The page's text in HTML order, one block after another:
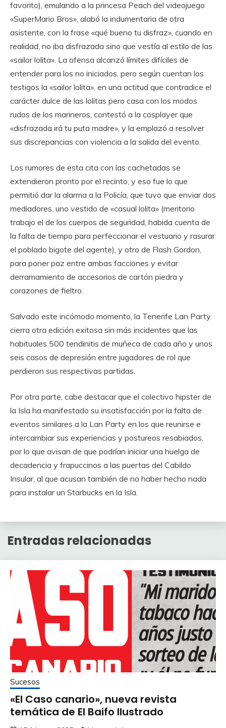
favorito), emulando a la princesa Peach del videojuego
«SuperMario Bros», alabó la indumentaria de otra
asistente, con la frase «qué bueno tu disfraz», cuando en
realidad, no iba disfrazada sino que vestía al estilo de las
«sailor lolita». La ofensa alcanzó límites difíciles de
entender para los no iniciados, pero según cuentan los
testigos la «sailor lolita», en una actitud que contradice el
carácter dulce de las lolitas pero casa con los modos
rudos de los marineros, contestó a la cosplayer que
«disfrazada irá tu puta madre», y la emplazó a resolver
sus discrepancias con violencia a la salida del evento.
Los rumores de esta cita con las cachetadas se
extendieron pronto por el recinto, y eso fue lo que
permitió dar la alarma a la Policía, que tuvo que enviar dos
mediadores, uno vestido de «casual lolita» (meritorio
trabajo el de los cuerpos de seguridad, habida cuenta de
la falta de tiempo para perfeccionar el vestuario y rasurar
el poblado bigote del agente), y otro de Flash Gordon,
para poner paz entre ambas facciones y evitar
derramamiento de accesorios de cartón piedra y
corazones de fieltro.
Salvado este incómodo momento, la Tenerife Lan Party
cierra otra edición exitosa sin más incidentes que las
habituales 500 tendinitis de muñeca de cada año y unos
seis casos de depresión entre jugadores de rol que
perdieron sus respectivas partidas.
Por otra parte, cabe destacar que el colectivo hipster de
la Isla ha manifestado su insatisfacción por la falta de
eventos similares a la Lan Party en los que reunirse e
intercambiar sus experiencias y postureos resabiados,
por lo que avisan de que podrían iniciar una huelga de
decadencia y frapuccinos a las puertas del Cabildo
Insular, al que acusan también de no haber hecho nada
para instalar un Starbucks en la Isla.
Entradas relacionadas
Sucesos
«El Caso canario», nueva revista
temática de El Baifo Ilustrado